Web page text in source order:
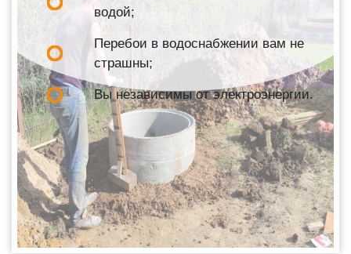
водой;
Перебои в водоснабжении вам не
страшны;
Вы независимы от электроэнергии.